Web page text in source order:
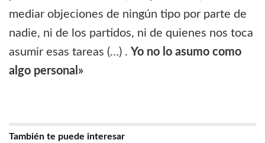
mediar objeciones de ningún tipo por parte de
nadie, ni de los partidos, ni de quienes nos toca
asumir esas tareas (…) . Yo no lo asumo como
algo personal»
También te puede interesar